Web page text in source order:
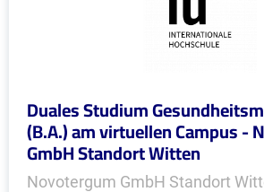
Duales Studium
(B.A.) am virtuellen Campus -
GmbH Standort Witten
Novotergum GmbH Standort